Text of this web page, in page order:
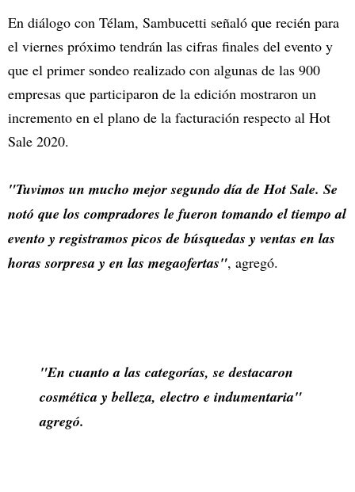
En diálogo con Télam, Sambucetti señaló que recién para
el viernes próximo tendrán las cifras finales del evento y
que el primer sondeo realizado con algunas de las 900
empresas que participaron de la edición mostraron un
incremento en el plano de la facturación respecto al Hot
Sale 2020.
"Tuvimos un mucho mejor segundo día de Hot Sale. Se
notó que los compradores le fueron tomando el tiempo al
evento y registramos picos de búsquedas y ventas en las
horas sorpresa y en las megaofertas", agregó.
"En cuanto a las categorías, se destacaron
cosmética y belleza, electro e indumentaria"
agregó.